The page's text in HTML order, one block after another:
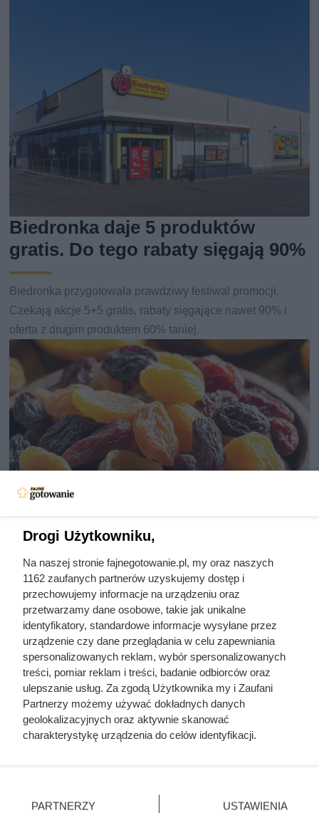
Biedronka daje 5 produktów
gratis. Do tego rabaty sięgają 90%
Biedronka przygotowała prawdziwy festiwal promocji.
Czekają akcje 5+5 gratis, rabaty sięgające nawet 90% i
oferta z drugim produktem 60% taniej.
Zjadła 5 suszonych śliwek na
czczo. Zobacz, co zawarty w nich
sorbitol zrobił z jej jelitami
Małe owoce o wielkiej mocy: błonnik, potas, żelazo i
antyoksydanty wspierają trawienie, serce i odporność. Jedz
regularnie.
Drogi Użytkowniku,
Na naszej stronie fajnegotowanie.pl, my oraz naszych
1162 zaufanych partnerów uzyskujemy dostęp i
przechowujemy informacje na urządzeniu oraz
przetwarzamy dane osobowe, takie jak unikalne
identyfikatory, standardowe informacje wysyłane przez
urządzenie czy dane przeglądania w celu zapewniania
spersonalizowanych reklam, wybór spersonalizowanych
treści, pomiar reklam i treści, badanie odbiorców oraz
ulepszanie usług. Za zgodą Użytkownika my i Zaufani
Partnerzy możemy używać dokładnych danych
geolokalizacyjnych oraz aktywnie skanować
charakterystykę urządzenia do celów identyfikacji.
zmienić/wycofać klikając przycisk ustawień prywatności
PARTNERZY USTAWIENIA